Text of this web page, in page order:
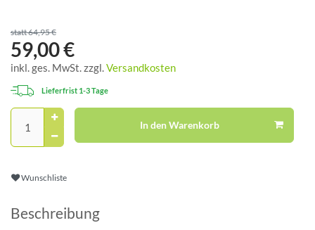
statt 64,95 €
59,00 €
inkl. ges. MwSt. zzgl.Versandkosten
Lieferfrist 1-3 Tage
In den Warenkorb
Wunschliste
Beschreibung